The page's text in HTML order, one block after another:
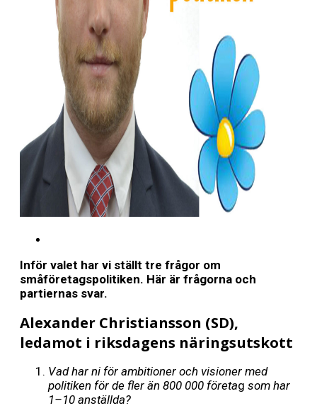
Inför valet har vi ställt tre frågor om
småföretagspolitiken. Här är frågorna och
partiernas svar.
Alexander Christiansson (SD),
ledamot i riksdagens näringsutskott
Vad har ni för ambitioner och visioner med
politiken för de fler än 800 000 företag som har
1–10 anställda?